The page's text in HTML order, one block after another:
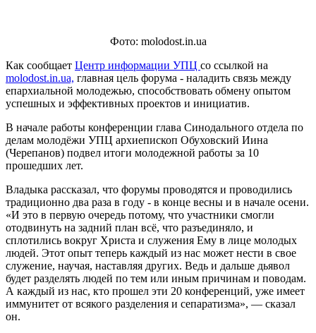
Фото: molodost.in.ua
Как сообщает Центр информации УПЦ со ссылкой на
molodost.in.ua, главная цель форума - наладить связь между
епархиальной молодежью, способствовать обмену опытом
успешных и эффективных проектов и инициатив.
В начале работы конференции глава Синодального отдела по
делам молодёжи УПЦ архиепископ Обуховский Иина
(Черепанов) подвел итоги молодежной работы за 10
прошедших лет.
Владыка рассказал, что форумы проводятся и проводились
традиционно два раза в году - в конце весны и в начале осени.
«И это в первую очередь потому, что участники смогли
отодвинуть на задний план всё, что разъединяло, и
сплотились вокруг Христа и служения Ему в лице молодых
людей. Этот опыт теперь каждый из нас может нести в свое
служение, научая, наставляя других. Ведь и дальше дьявол
будет разделять людей по тем или иным причинам и поводам.
А каждый из нас, кто прошел эти 20 конференций, уже имеет
иммунитет от всякого разделения и сепаратизма», — сказал
он.